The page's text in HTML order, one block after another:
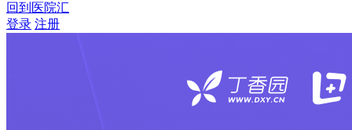
回到医院汇
登录 注册